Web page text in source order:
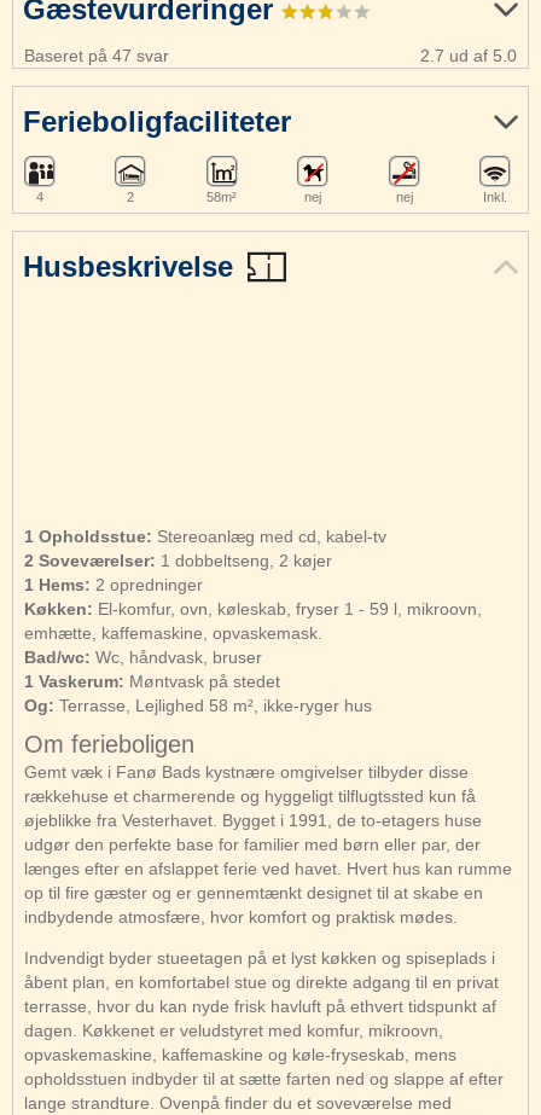
Husbeskrivelse
1 Opholdsstue: Stereoanlæg med cd, kabel-tv
2 Soveværelser: 1 dobbeltseng, 2 køjer
1 Hems: 2 opredninger
Køkken: El-komfur, ovn, køleskab, fryser 1 - 59 l, mikroovn,
emhætte, kaffemaskine, opvaskemask.
Bad/wc: Wc, håndvask, bruser
1 Vaskerum: Møntvask på stedet
Og: Terrasse, Lejlighed 58 m², ikke-ryger hus
Om ferieboligen
Gemt væk i Fanø Bads kystnære omgivelser tilbyder disse
rækkehuse et charmerende og hyggeligt tilflugtssted kun få
øjeblikke fra Vesterhavet. Bygget i 1991, de to-etagers huse
udgør den perfekte base for familier med børn eller par, der
længes efter en afslappet ferie ved havet. Hvert hus kan rumme
op til fire gæster og er gennemtænkt designet til at skabe en
indbydende atmosfære, hvor komfort og praktisk mødes.
Indvendigt byder stueetagen på et lyst køkken og spiseplads i
åbent plan, en komfortabel stue og direkte adgang til en privat
terrasse, hvor du kan nyde frisk havluft på ethvert tidspunkt af
dagen. Køkkenet er veludstyret med komfur, mikroovn,
opvaskemaskine, kaffemaskine og køle-fryseskab, mens
opholdsstuen indbyder til at sætte farten ned og slappe af efter
lange strandture. Ovenpå finder du et soveværelse med
Gæstevurderinger
Baseret på 47 svar 2.7 ud af 5.0
Ferieboligfaciliteter
4 2 58m² nej nej Inkl.